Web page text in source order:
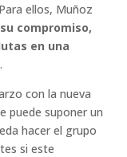
ellos, Muñoz
compromiso,
en una
.
con la nueva
puede suponer un
hacer el grupo
si este